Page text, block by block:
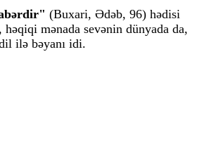
(Buxari, Ədəb, 96) hədisi
mənada sevənin dünyada da,
ilə bəyanı idi.